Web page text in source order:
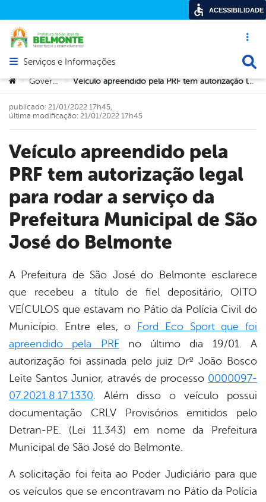
Acesso
Abrir menu principal de navegação
Serviços e Informações
Você está aqui:
> Governo > Veículo apreendido pela PRF tem autorização legal para rodar a serviço da Prefeitura Municipal de São José do Belmonte
Veículo apreendido pela
PRF tem autorização legal
para rodar a serviço da
Prefeitura Municipal de São
José do Belmonte
publicado: 21/01/2022 17h45,
última modificação: 21/01/2022 17h45
A Prefeitura de São José do Belmonte esclarece
que recebeu a título de fiel depositário, OITO
VEÍCULOS que estavam no Pátio da Polícia Civil do
Município. Entre eles, o
Ford Eco Sport que foi
apreendido pela PRFno último dia 19/01. A
autorização foi assinada pelo juiz Drº João Bosco
Leite Santos Junior, através de processo 0000097-
07.2021.8.17.1330. Além disso o veículo possui
documentação CRLV Provisórios emitidos pelo
Detran-PE. (Lei 11.343) em nome da Prefeitura
Municipal de São José do Belmonte.
A solicitação foi feita ao Poder Judiciário para que
os veículos que se encontravam no Pátio da Polícia
ACESSIBILIDADE